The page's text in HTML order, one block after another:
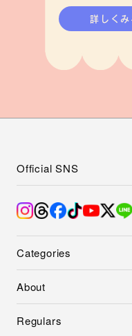
詳しくみ
Categories
About
Regulars
Official SNS